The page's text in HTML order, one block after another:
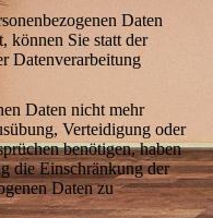
Daten
können Sie statt der
Datenverarbeitung
Daten nicht mehr
Verteidigung oder
benötigen, haben
die Einschränkung der
Daten zu